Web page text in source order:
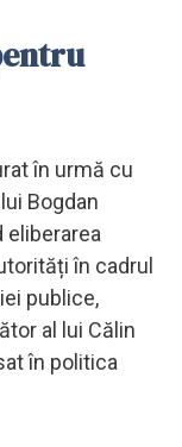
în urmă cu
Bogdan
eliberarea
în cadrul
publice,
al lui Călin
în politica